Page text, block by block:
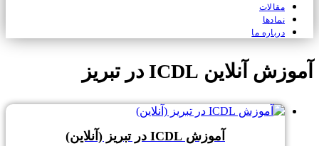
مقالات
نمادها
درباره ما
آموزش آنلاین ICDL در تبریز
آموزش ICDL در تبریز (آنلاین)